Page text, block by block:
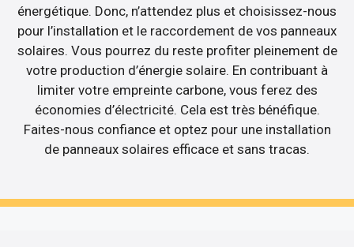
énergétique. Donc, n’attendez plus et choisissez-nous
pour l’installation et le raccordement de vos panneaux
solaires. Vous pourrez du reste profiter pleinement de
votre production d’énergie solaire. En contribuant à
limiter votre empreinte carbone, vous ferez des
économies d’électricité. Cela est très bénéfique.
Faites-nous confiance et optez pour une installation
de panneaux solaires efficace et sans tracas.